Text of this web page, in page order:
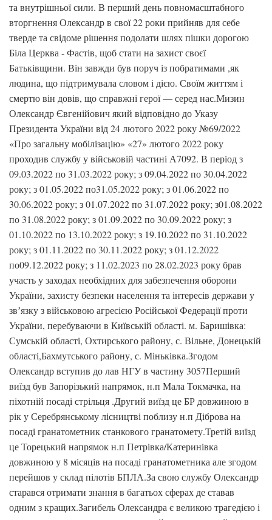
та внутрішньої сили. В перший день повномасштабного
вторгнення Олександр в свої 22 роки прийняв для себе
тверде та свідоме рішення подолати шлях пішки дорогою
Біла Церква - Фастів, щоб стати на захист своєї
Батьківщини. Він завжди був поруч із побратимами ,як
людина, що підтримувала словом і дією. Своїм життям і
смертю він довів, що справжні герої — серед нас.Мизин
Олександр Євгенійович який відповідно до Указу
Президента України від 24 лютого 2022 року №69/2022
«Про загальну мобілізацію» «27» лютого 2022 року
проходив службу у військовій частині А7092. В період з
09.03.2022 по 31.03.2022 року; з 09.04.2022 по 30.04.2022
року; з 01.05.2022 по31.05.2022 року; з 01.06.2022 по
30.06.2022 року; з 01.07.2022 по 31.07.2022 року; з01.08.2022
по 31.08.2022 року; з 01.09.2022 по 30.09.2022 року; з
01.10.2022 по 13.10.2022 року; з 19.10.2022 по 31.10.2022
року; з 01.11.2022 по 30.11.2022 року; з 01.12.2022
по09.12.2022 року; з 11.02.2023 по 28.02.2023 року брав
участь у заходах необхідних для забезпечення оборони
України, захисту безпеки населення та інтересів держави у
звʼязку з військовою агресією Російської Федерації проти
України, перебуваючи в Київській області. м. Баришівка:
Сумській області, Охтирського району, с. Вільне, Донецькій
області,Бахмутського району, с. Міньківка.Згодом
Олександр вступив до лав НГУ в частину 3057Перший
виїзд був Запорізький напрямок, н.п Мала Токмачка, на
піхотній посаді стрільця .Другий виїзд це БР довжиною в
рік у Серебрянському лісництві поблизу н.п Діброва на
посаді гранатометник станкового гранатомету.Третій виїзд
це Торецький напрямок н.п Петрівка/Катеринівка
довжиною у 8 місяців на посаді гранатометника але згодом
перейшов у склад пілотів БПЛА.За свою службу Олександр
старався отримати знання в багатьох сферах де ставав
одним з кращих.Загибель Олександра є великою трагедією і